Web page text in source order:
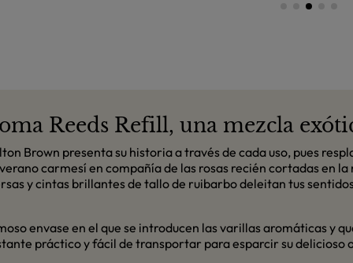
Reeds Refill, una mezcla
Brown presenta su historia a través de cada uso, pues
carmesí en compañía de las rosas recién cortadas en la
y cintas brillantes de tallo de ruibarbo deleitan tus
envase en el que se introducen las varillas aromáticas y
práctico y fácil de transportar para esparcir su delicioso